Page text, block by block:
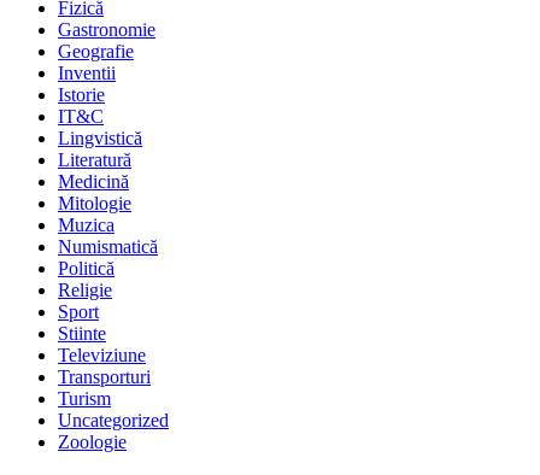
Fizică
Gastronomie
Geografie
Inventii
Istorie
IT&C
Lingvistică
Literatură
Medicină
Mitologie
Muzica
Numismatică
Politică
Religie
Sport
Stiinte
Televiziune
Transporturi
Turism
Uncategorized
Zoologie